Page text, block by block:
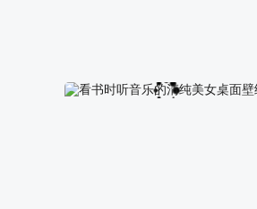
美女回眸 城市湖水倒影桌面壁纸